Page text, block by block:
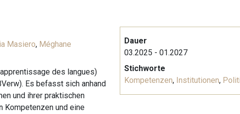
Masiero, Méghane
des langues)
Es befasst sich anhand
und ihrer praktischen
Kompetenzen und eine
Dauer
03.2025 - 01.2027
Stichworte
Kompetenzen, Institutionen,